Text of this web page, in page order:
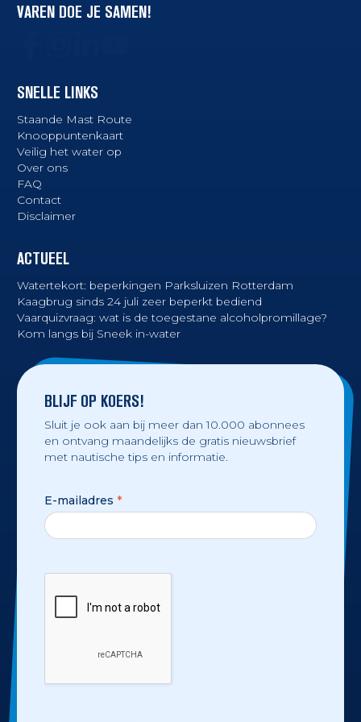
VAREN DOE JE SAMEN!
SNELLE LINKS
Staande Mast Route
Knooppuntenkaart
Veilig het water op
Over ons
FAQ
Contact
Disclaimer
ACTUEEL
Watertekort: beperkingen Parksluizen Rotterdam
Kaagbrug sinds 24 juli zeer beperkt bediend
Vaarquizvraag: wat is de toegestane alcoholpromillage?
Kom langs bij Sneek in-water
BLIJF OP KOERS!
Sluit je ook aan bij meer dan 10.000 abonnees
en ontvang maandelijks de gratis nieuwsbrief
met nautische tips en informatie.
E-mailadres *